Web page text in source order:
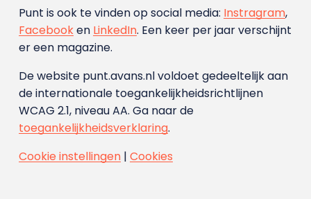
Punt is ook te vinden op social media: Instragram,
Facebooken LinkedIn. Een keer per jaar verschijnt
er een magazine.
De website punt.avans.nl voldoet gedeeltelijk aan
de internationale toegankelijkheidsrichtlijnen
WCAG 2.1, niveau AA. Ga naar de
toegankelijkheidsverklaring.
Cookie instellingen| Cookies